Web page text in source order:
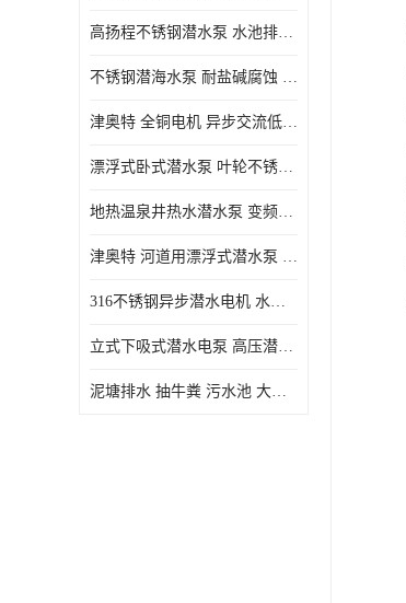
高扬程不锈钢潜水泵 水池排水 变频 井用潜水电泵供应 能耗低 工厂批发
不锈钢潜海水泵 耐盐碱腐蚀 大流量 立式卧式下吸式安装 厂家定制
津奥特 全铜电机 异步交流低压潜水电机 运行稳定售后质保 致电咨询
漂浮式卧式潜水泵 叶轮不锈钢材质 大流量 变频抽水泵 厂家质保售后
地热温泉井热水潜水泵 变频不锈钢 130直径油泵 高温深井泵 津奥特
津奥特 河道用漂浮式潜水泵 不锈钢泵轴 大口径大流量 产品可定制
316不锈钢异步潜水电机 水冷式 可连续运行 定制功率电压 奥特泵业
立式下吸式潜水电泵 高压潜水排沙泵 大功率 深水施工作业 型号可定制
泥塘排水 抽牛粪 污水池 大口径潜水螺旋离心泵 材质特征 奥特泵业